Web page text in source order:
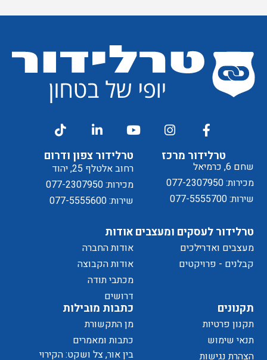
קבלת
דיוור
ל
מדיניות
הפרטיותשל
טרלידור מרכז
שחם 6, כרמיאל
מכירות: 077-2307950
שירות: 077-5555700
תקנונים
תקנון פרטיות
תנאי שימוש
הצהרת נגישות
כתבות מובילות
מן התקשורת
כתבות ומאמרים
בין אור, צל ושקט: הקירוי
טרלידור צפון ודרום
רחוב אלטלף 25, יהוד
מכירות: 077-2307950
שירות: 077-5555600
אודות
אודות החברה
אודות הקבוצה
מכתבי תודה
דרושים
טרלידור לעסקים ומעצבים
מעצבים ואדרילכים
קבלנים - פרויקטים